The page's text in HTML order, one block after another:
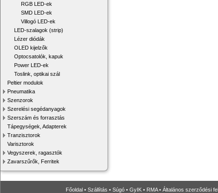
RGB LED-ek
SMD LED-ek
Villogó LED-ek
LED-szalagok (strip)
Lézer diódák
OLED kijelzők
Optocsatolók, kapuk
Power LED-ek
Toslink, optikai szál
Peltier modulok
Pneumatika
Szenzorok
Szerelési segédanyagok
Szerszám és forrasztás
Tápegységek, Adapterek
Tranzisztorok
Varisztorok
Vegyszerek, ragasztók
Zavarszűrők, Ferritek
Főoldal • Szállítás • Súgó • GyIK • RMA• Általános szerződési